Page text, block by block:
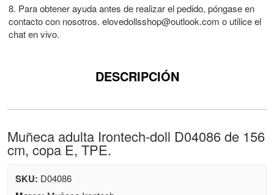
8. Para obtener ayuda antes de realizar el pedido, póngase en
contacto con nosotros. elovedollsshop@outlook.com o utilice el
chat en vivo.
DESCRIPCIÓN
Muñeca adulta Irontech-doll D04086 de 156
cm, copa E, TPE.
SKU: D04086